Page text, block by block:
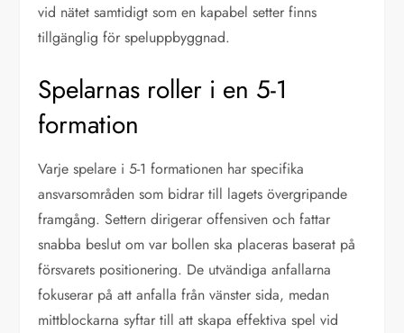
vid nätet samtidigt som en kapabel setter finns
tillgänglig för speluppbyggnad.
Spelarnas roller i en 5-1
formation
Varje spelare i 5-1 formationen har specifika
ansvarsområden som bidrar till lagets övergripande
framgång. Settern dirigerar offensiven och fattar
snabba beslut om var bollen ska placeras baserat på
försvarets positionering. De utvändiga anfallarna
fokuserar på att anfalla från vänster sida, medan
mittblockarna syftar till att skapa effektiva spel vid